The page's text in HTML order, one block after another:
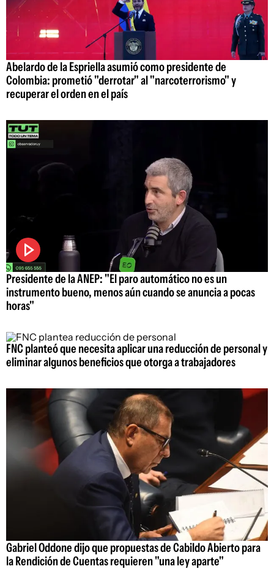
Abelardo de la Espriella asumió como presidente de
Colombia: prometió "derrotar" al "narcoterrorismo" y
recuperar el orden en el país
Presidente de la ANEP: "El paro automático no es un
instrumento bueno, menos aún cuando se anuncia a pocas
horas"
FNC planteó que necesita aplicar una reducción de personal y
eliminar algunos beneficios que otorga a trabajadores
Gabriel Oddone dijo que propuestas de Cabildo Abierto para
la Rendición de Cuentas requieren "una ley aparte"